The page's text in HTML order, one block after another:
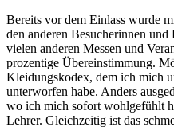
Bereits vor dem Einlass wurde
den anderen Besucherinnen und
vielen anderen Messen und
prozentige Übereinstimmung.
Kleidungskodex, dem ich mich
unterworfen habe. Anders
wo ich mich sofort wohlgefühlt
Lehrer. Gleichzeitig ist das